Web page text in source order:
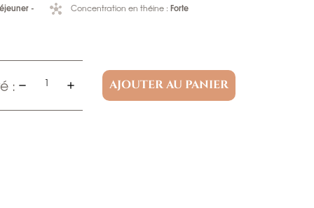
-
Concentration en théine : Forte
: AJOUTER AU PANIER